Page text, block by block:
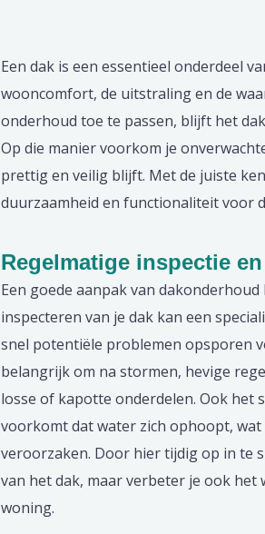
Een dak is een essentieel onderdeel
wooncomfort, de uitstraling en de
onderhoud toe te passen, blijft het
Op die manier voorkom je
prettig en veilig blijft. Met de juiste
duurzaamheid en functionaliteit voor
Regelmatige inspectie
Een goede aanpak van
inspecteren van je dak kan een
snel potentiële problemen opsporen
belangrijk om na stormen, hevige
losse of kapotte onderdelen. Ook het
voorkomt dat water zich ophoopt,
veroorzaken. Door hier tijdig op in te
van het dak, maar verbeter je ook
woning.